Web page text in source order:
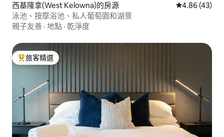
西基隆拿(West Kelowna)的房源 從 43 則評價
4.86 (43)
泳池、按摩浴池、私人葡萄園和湖景
親子友善 · 地點 · 乾淨度
旅客精選榜首
旅客精選